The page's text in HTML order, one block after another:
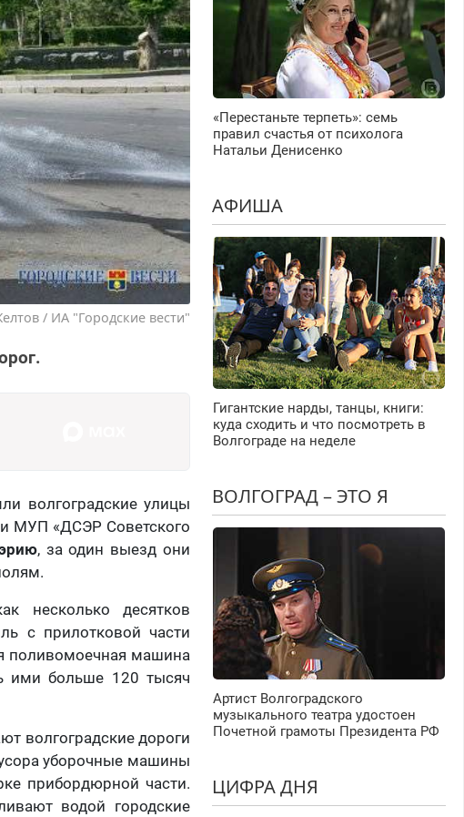
/ ИА "Городские вести"
волгоградские улицы
МУП «ДСЭР Советского
, за один выезд они
несколько десятков
с прилотковой части
поливомоечная машина
ими больше 120 тысяч
волгоградские дороги
уборочные машины
прибордюрной части.
водой городские
«Перестаньте терпеть»: семь
правил счастья от психолога
Натальи Денисенко
АФИША
Гигантские нарды, танцы, книги:
куда сходить и что посмотреть в
Волгограде на неделе
ВОЛГОГРАД – ЭТО Я
Артист Волгоградского
музыкального театра удостоен
Почетной грамоты Президента РФ
ЦИФРА ДНЯ